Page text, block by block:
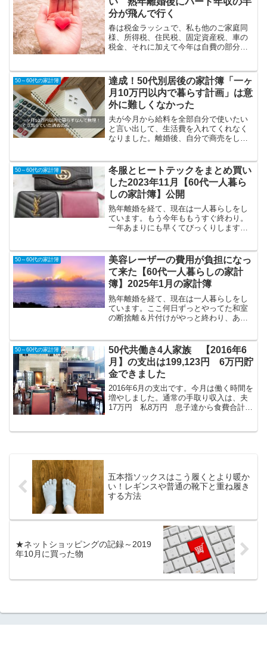
分が飛んで行く
春は税金ラッシュで、私も他のご家庭同
様、所得税、住民税、固定資産税、車の
税金、それに加えて今年は自費の部分入
に飛んで行きます。それと同時にもちろ
ん毎月の生活費や、去年...
50～60代の家計簿
達成！50代別居後の家計簿「一ヶ
月10万円以内で暮らす計画」は意
外に難しくなかった
夫が今月から給料を全部自分で使いたい
と言い出して、生活費を入れてくれなく
なりました。離婚後、自分で商売をした
にこだわらず、私が自分の収入だけで生
きていけるように小さい努...
50～60代の家計簿
冬服とヒートテックをまとめ買い
した2023年11月【60代一人暮ら
しの家計簿】公開
熟年離婚を経て、現在は一人暮らしをし
ています。もう今年ももうすぐ終わり。
一年あまりにも早くてびっくりします
の家計簿を〆ることにしました。2023年
11月の家計簿医...
50～60代の家計簿
美容レーザーの費用が負担になっ
て来た【60代一人暮らしの家計
簿】2025年1月の家計簿
熟年離婚を経て、現在は一人暮らしをし
ています。ここ何日ずっとやってた和室
の断捨離＆片付けがやっと終わり、あと
ッキリしています。ごちゃごちゃしてい
たネットのモデムやルータ...
50～60代の家計簿
50代共働き4人家族 【2016年6
月】の支出は199,123円 6万円貯
金できました
2016年6月の支出です。今月は働く時間を
増やしました。通常の手取り収入は、夫
17万円 私8万円 息子達から食費合計
五本指ソックスはこう履くとより暖か
い！レギンスや普通の靴下と重ね履き
する方法
★ネットショッピングの記録～2019
年10月に買った物